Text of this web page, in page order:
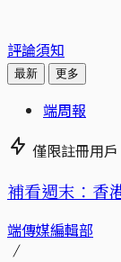
評論須知
最新 更多
端周報
僅限註冊用戶
補看週末：香
端傳媒編輯部